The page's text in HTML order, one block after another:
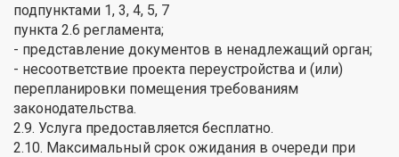
подпунктами 1, 3, 4, 5, 7
пункта 2.6 регламента;
- представление документов в ненадлежащий орган;
- несоответствие проекта переустройства и (или)
перепланировки помещения требованиям
законодательства.
2.9. Услуга предоставляется бесплатно.
2.10. Максимальный срок ожидания в очереди при